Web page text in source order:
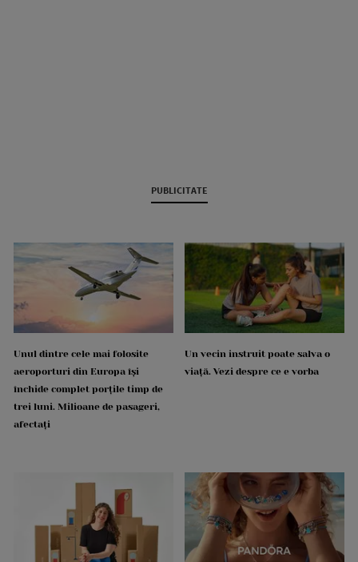
PUBLICITATE
Unul dintre cele mai folosite
aeroporturi din Europa își
închide complet porțile timp de
trei luni. Milioane de pasageri,
afectați
Un vecin instruit poate salva o
viață. Vezi despre ce e vorba